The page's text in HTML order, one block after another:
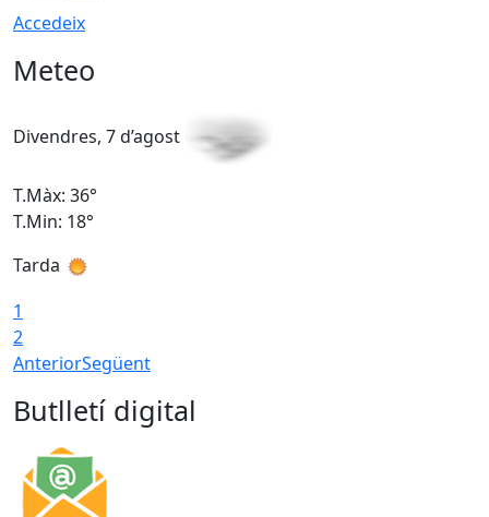
Accedeix
Meteo
Divendres, 7 d’agost
T.Màx: 36°
T.Min: 18°
Tarda
1
2
AnteriorSegüent
Butlletí digital